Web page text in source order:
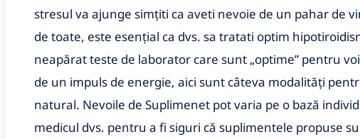
stresul va ajunge simțiti ca aveti nevoie de un pahar de
de toate, este esențial ca dvs. sa tratati optim
neapărat teste de laborator care sunt „optime” pentru
de un impuls de energie, aici sunt câteva modalități
natural. Nevoile de Suplimenet pot varia pe o bază
medicul dvs. pentru a fi siguri că suplimentele propuse